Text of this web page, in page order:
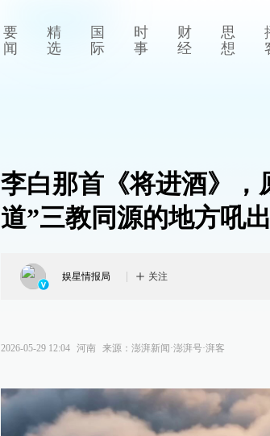
要
闻
精
选
国
际
时
事
财
经
思
想
李白那首《将进酒》，
道”三教同源的地方吼
娱星情报局 关注
2026-05-29 12:04 河南 来源： 澎湃新闻·澎湃号·湃客